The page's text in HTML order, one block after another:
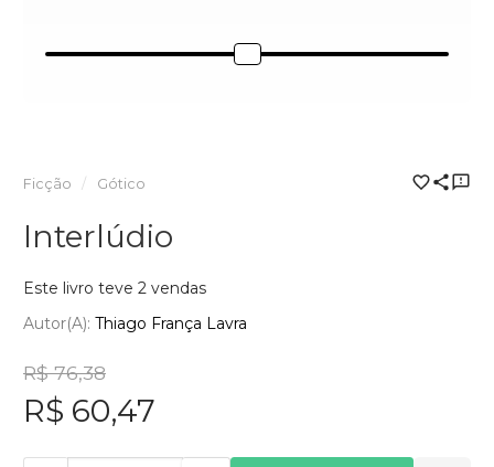
Ficção Gótico
Interlúdio
Este livro teve 2 vendas
Autor(a): Thiago França Lavra
R$ 76,38
R$ 60,47